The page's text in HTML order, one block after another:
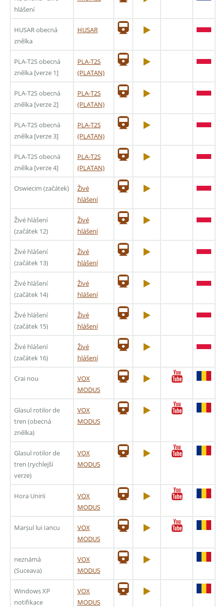
hlášení
HUSAR obecná
znělka
HUSAR
PLA-T2S obecná
znělka [verze 1]
PLA-T2S
(PLATAN)
PLA-T2S obecná
znělka [verze 2]
PLA-T2S
(PLATAN)
PLA-T2S obecná
znělka [verze 3]
PLA-T2S
(PLATAN)
PLA-T2S obecná
znělka [verze 4]
PLA-T2S
(PLATAN)
Oswiecim (začátek)
Živé
hlášení
Živé hlášení
(začátek 12)
Živé
hlášení
Živé hlášení
(začátek 13)
Živé
hlášení
Živé hlášení
(začátek 14)
Živé
hlášení
Živé hlášení
(začátek 15)
Živé
hlášení
Živé hlášení
(začátek 16)
Živé
hlášení
Crai nou
VOX
MODUS
Glasul rotilor de
tren (obecná
znělka)
VOX
MODUS
Glasul rotilor de
tren (rychlejší
verze)
VOX
MODUS
Hora Unirii
VOX
MODUS
Marșul lui Iancu
VOX
MODUS
neznámá
(Suceava)
VOX
MODUS
Windows XP
notifikace
VOX
MODUS